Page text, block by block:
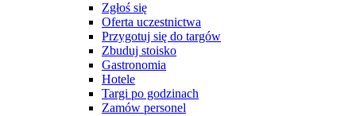
Zgłoś się
Oferta uczestnictwa
Przygotuj się do targów
Zbuduj stoisko
Gastronomia
Hotele
Targi po godzinach
Zamów personel